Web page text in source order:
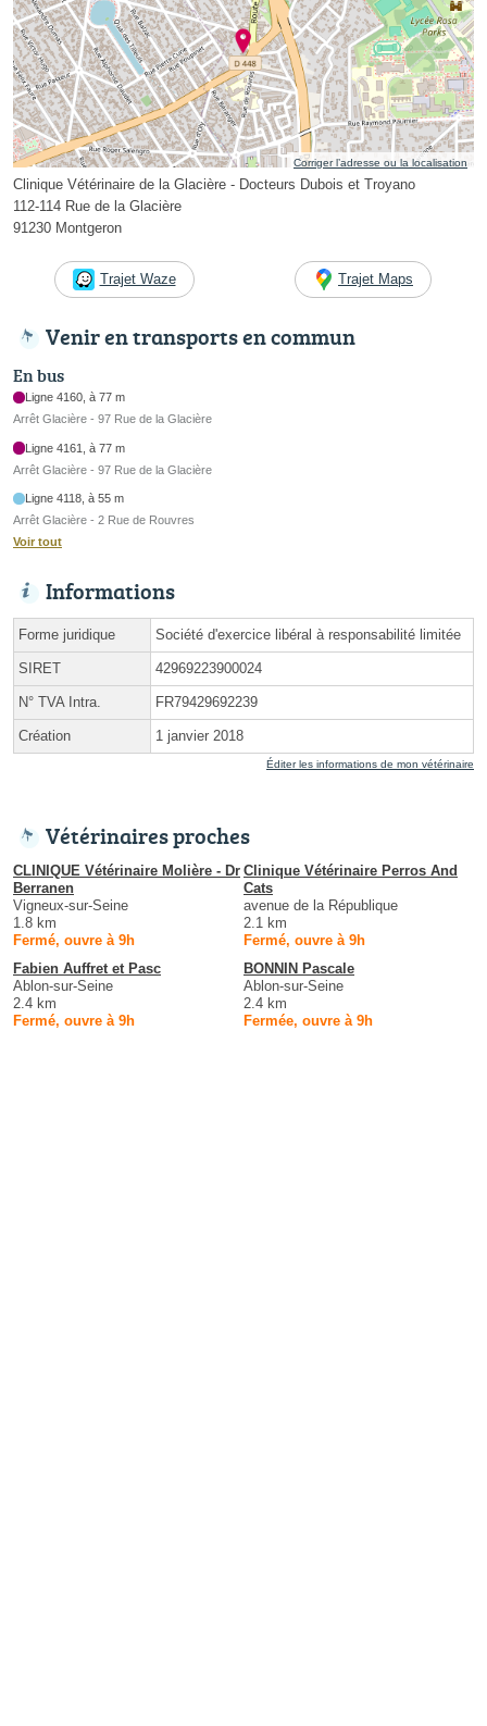
Corriger l’adresse ou la localisation
Clinique Vétérinaire de la Glacière - Docteurs Dubois et Troyano
112-114 Rue de la Glacière
91230 Montgeron
Trajet Waze Trajet Maps
Venir en transports en commun
En bus
Ligne 4160, à 77 m
Arrêt Glacière - 97 Rue de la Glacière
Ligne 4161, à 77 m
Arrêt Glacière - 97 Rue de la Glacière
Ligne 4118, à 55 m
Arrêt Glacière - 2 Rue de Rouvres
Voir tout
Informations
Forme juridique Société d'exercice libéral à responsabilité limitée
SIRET 42969223900024
N° TVA Intra. FR79429692239
Création 1 janvier 2018
Éditer les informations de mon vétérinaire
Vétérinaires proches
CLINIQUE Vétérinaire Molière - Dr
Berranen
Vigneux-sur-Seine
1.8 km
Fermé, ouvre à 9h
Clinique Vétérinaire Perros And
Cats
avenue de la République
2.1 km
Fermé, ouvre à 9h
Fabien Auffret et Pasc
Ablon-sur-Seine
2.4 km
Fermé, ouvre à 9h
BONNIN Pascale
Ablon-sur-Seine
2.4 km
Fermée, ouvre à 9h